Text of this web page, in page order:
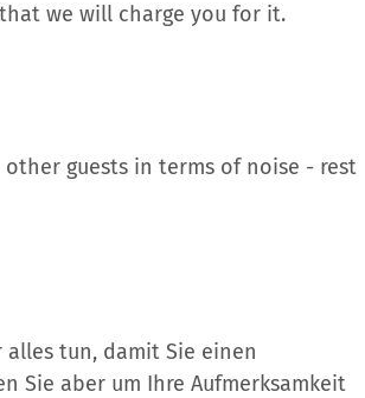
we will charge you for it.
guests in terms of noise - rest
alles tun, damit Sie einen
Sie aber um Ihre Aufmerksamkeit